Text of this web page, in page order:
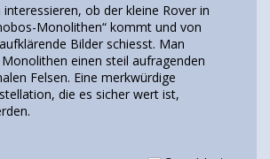
ob der kleine Rover in
Monolithen“ kommt und von
Bilder schiesst. Man
einen steil aufragenden
Felsen. Eine merkwürdige
die es sicher wert ist,